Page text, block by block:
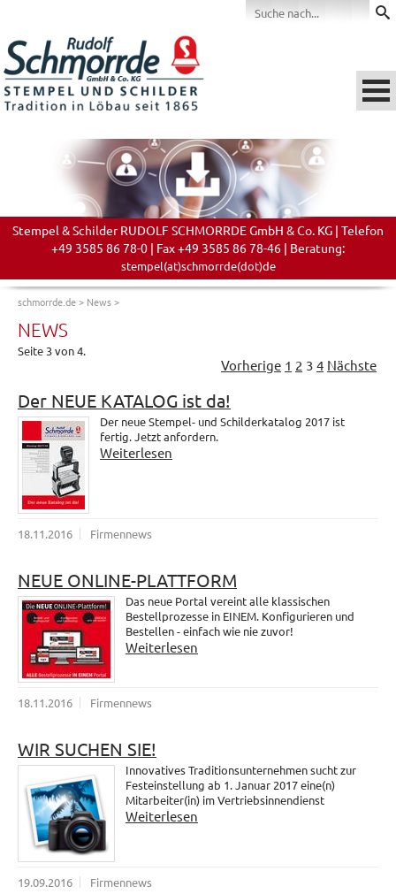
Stempel & Schilder RUDOLF SCHMORRDE GmbH & Co. KG | Telefon
+49 3585 86 78-0 | Fax +49 3585 86 78-46 | Beratung:
stempel(at)schmorrde(dot)de
schmorrde.de> News>
NEWS
Seite 3 von 4.
Vorherige 1 2 3 4 Nächste
Der NEUE KATALOG ist da!
Der neue Stempel- und Schilderkatalog 2017 ist
fertig. Jetzt anfordern.
Weiterlesen
18.11.2016 Firmennews
NEUE ONLINE-PLATTFORM
Das neue Portal vereint alle klassischen
Bestellprozesse in EINEM. Konfigurieren und
Bestellen - einfach wie nie zuvor!
Weiterlesen
18.11.2016 Firmennews
WIR SUCHEN SIE!
Innovatives Traditionsunternehmen sucht zur
Festeinstellung ab 1. Januar 2017 eine(n)
Mitarbeiter(in) im Vertriebsinnendienst
Weiterlesen
19.09.2016 Firmennews